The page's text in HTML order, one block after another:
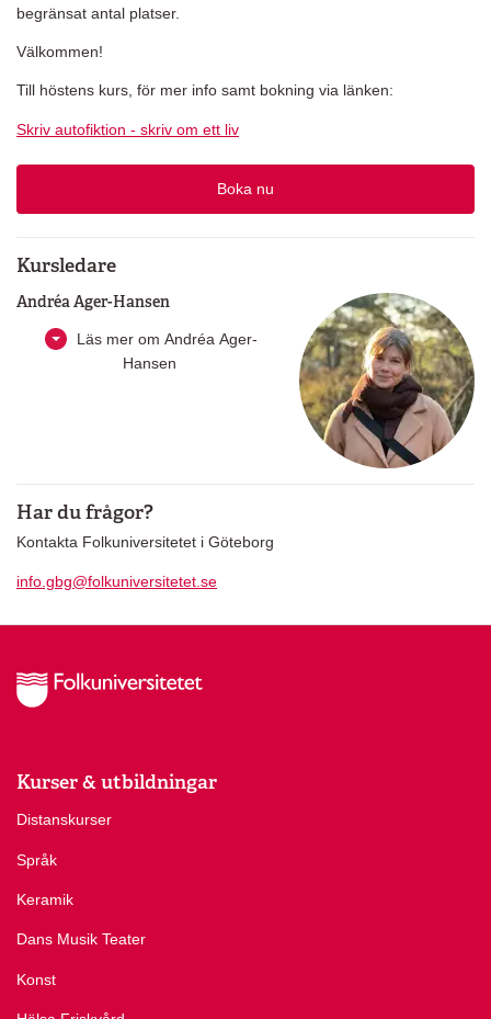
begränsat antal platser.
Välkommen!
Till höstens kurs, för mer info samt bokning via länken:
Skriv autofiktion - skriv om ett liv
Boka nu
Kursledare
Andréa Ager-Hansen
Hansen
Har du frågor?
Kontakta Folkuniversitetet i Göteborg
info.gbg@folkuniversitetet.se
Kurser & utbildningar
Distanskurser
Språk
Keramik
Dans Musik Teater
Konst